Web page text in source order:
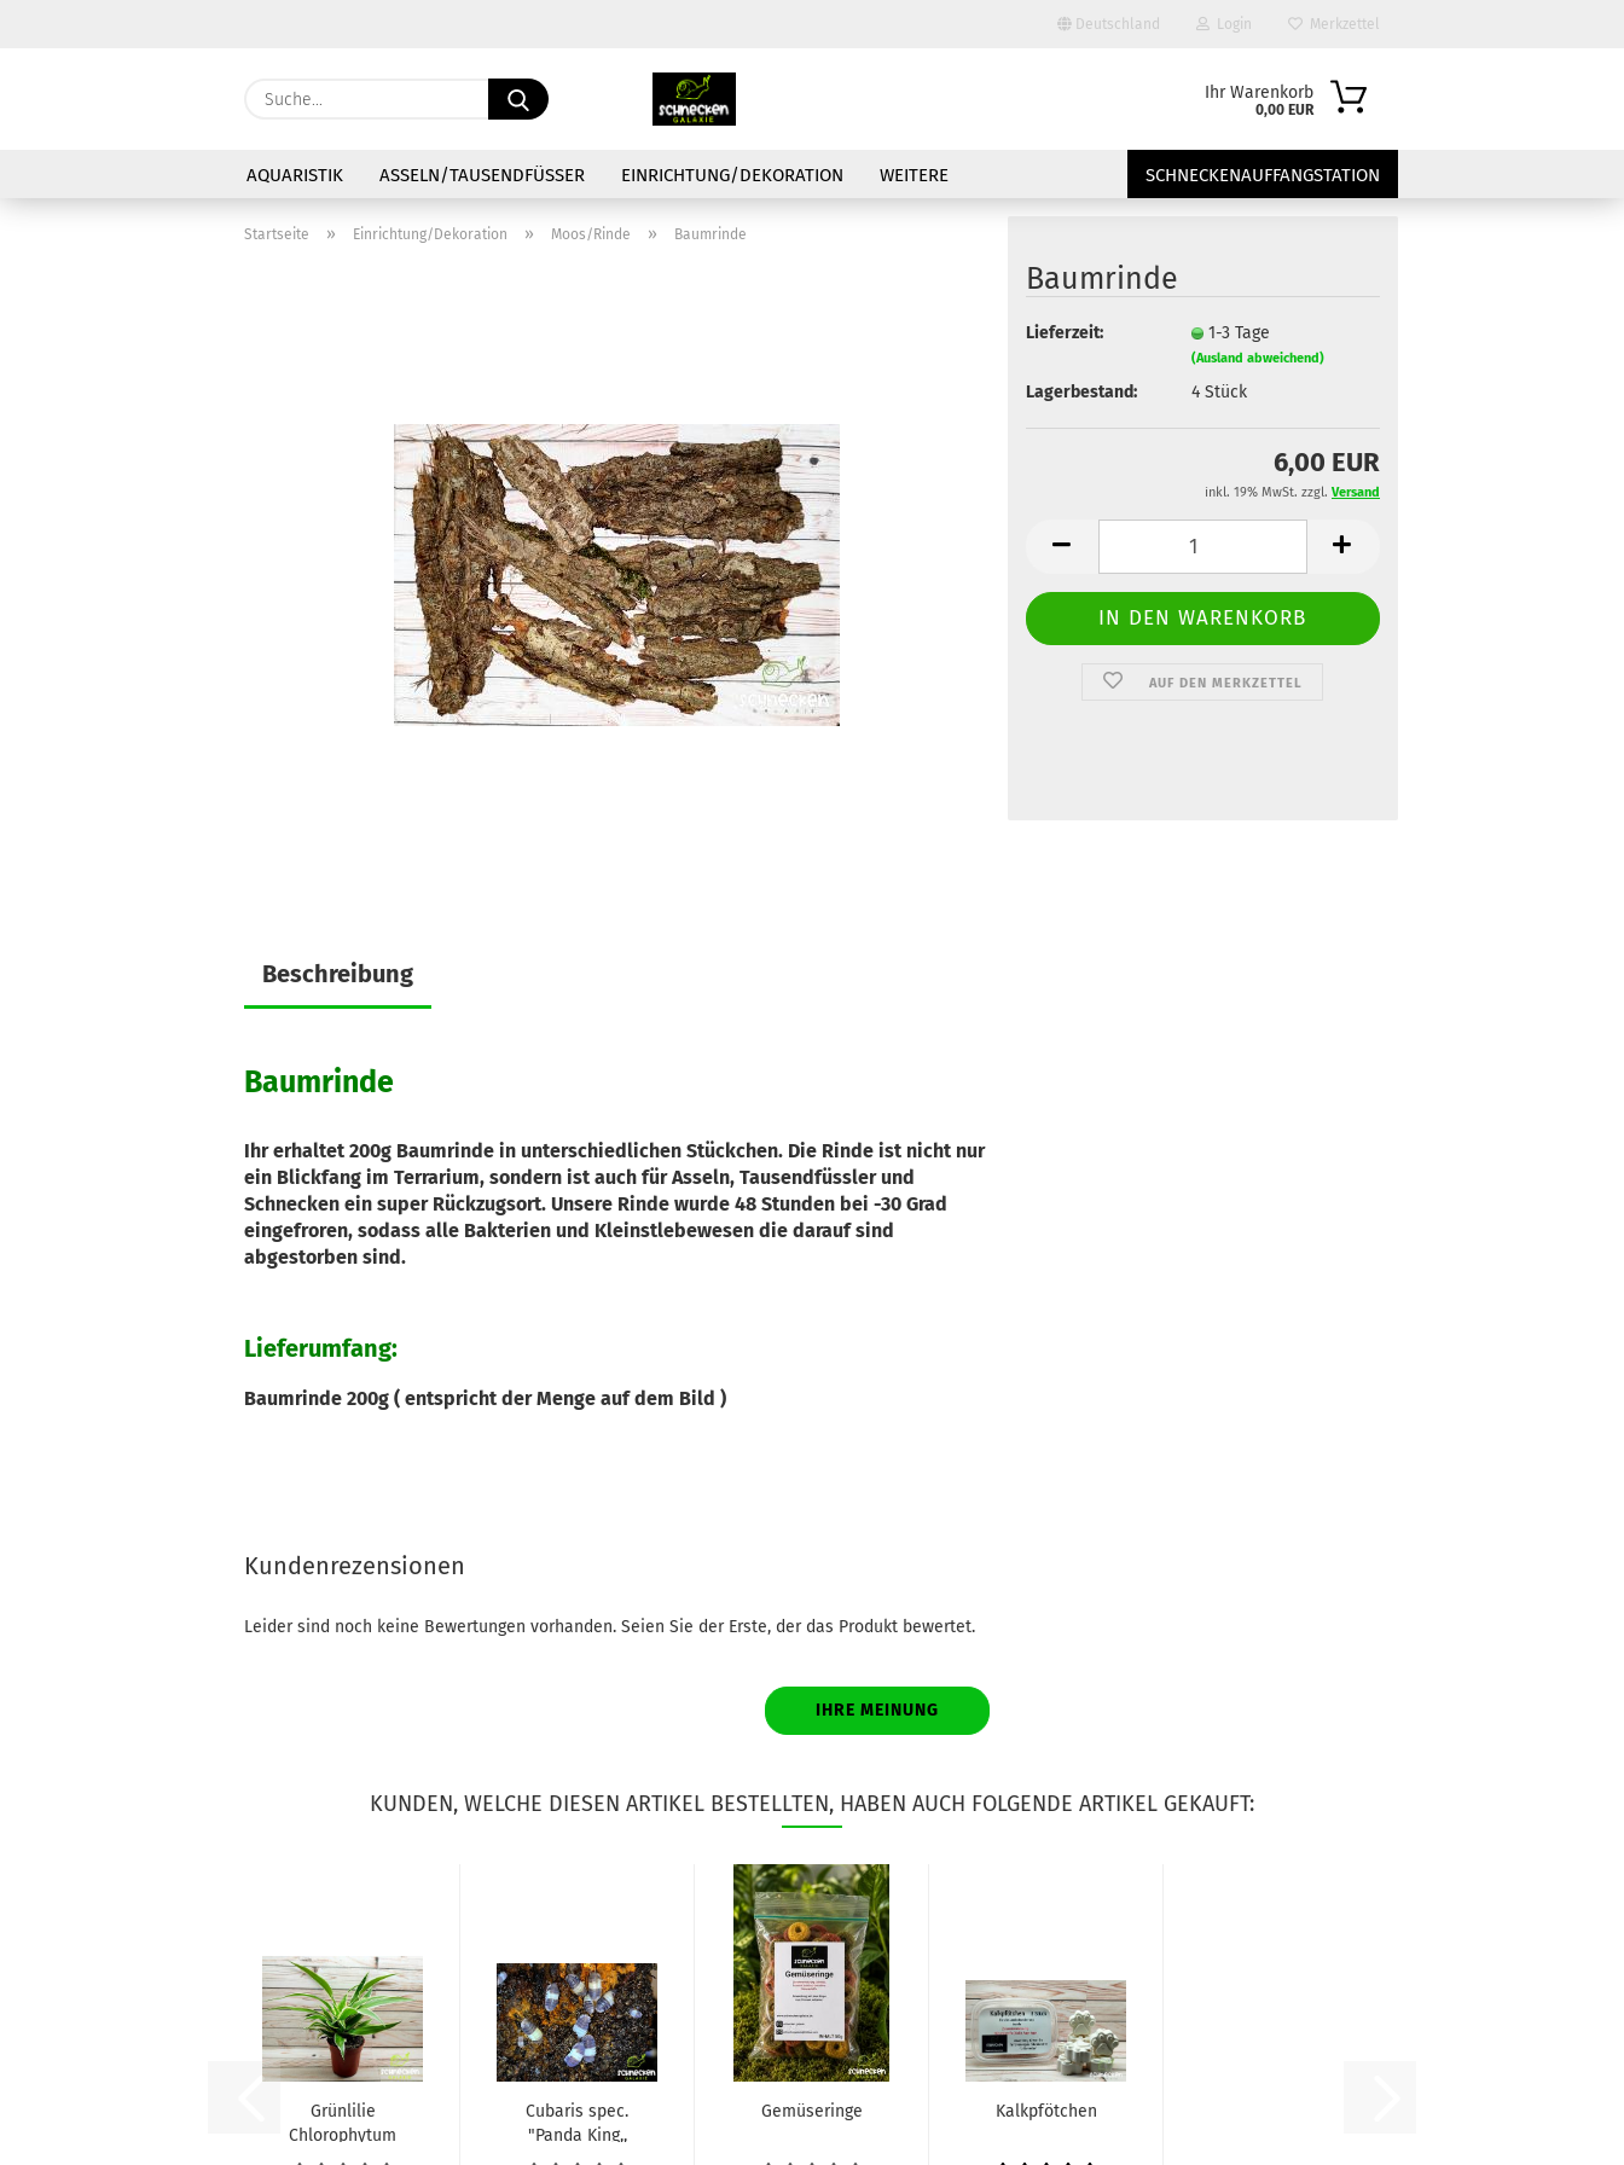
Deutschland Login
Passwort vergessen?
Merkzettel
Suche... Ihr Warenkorb
0,00 EUR
AQUARISTIK ASSELN/TAUSENDFÜSSER EINRICHTUNG/DEKORATION SCHNECKENAUFFANGSTATION
WEITERE
Startseite » Einrichtung/Dekoration » Moos/Rinde » Baumrinde
Baumrinde
Lieferzeit: 1-3 Tage
(Ausland abweichend)
Lagerbestand: 4 Stück
6,00 EUR
inkl. 19% MwSt. zzgl. Versand
AUF DEN MERKZETTEL
Beschreibung
Baumrinde
Ihr erhaltet 200g Baumrinde in unterschiedlichen Stückchen. Die Rinde ist nicht nur
ein Blickfang im Terrarium, sondern ist auch für Asseln, Tausendfüssler und
Schnecken ein super Rückzugsort. Unsere Rinde wurde 48 Stunden bei -30 Grad
eingefroren, sodass alle Bakterien und Kleinstlebewesen die darauf sind
abgestorben sind.
Lieferumfang:
Baumrinde 200g ( entspricht der Menge auf dem Bild )
Kundenrezensionen
Leider sind noch keine Bewertungen vorhanden. Seien Sie der Erste, der das Produkt bewertet.
IHRE MEINUNG
KUNDEN, WELCHE DIESEN ARTIKEL BESTELLTEN, HABEN AUCH FOLGENDE ARTIKEL GEKAUFT:
Grünlilie
Chlorophytum
Cubaris spec.
"Panda King,,
Gemüseringe Kalkpfötchen